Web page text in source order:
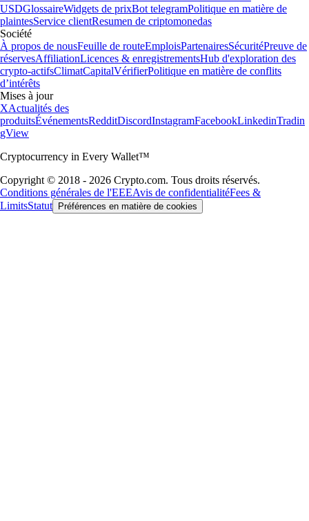
USDGlossaireWidgets de prixBot telegramPolitique en matière de
plaintesService clientResumen de criptomonedas
Société
À propos de nousFeuille de routeEmploisPartenairesSécuritéPreuve de
réservesAffiliationLicences & enregistrementsHub d'exploration des
crypto-actifsClimatCapitalVérifierPolitique en matière de conflits
d’intérêts
Mises à jour
XActualités des
produitsÉvénementsRedditDiscordInstagramFacebookLinkedinTradin
gView
Cryptocurrency in Every Wallet™
Copyright © 2018 - 2026 Crypto.com. Tous droits réservés.
Conditions générales de l'EEEAvis de confidentialitéFees &
LimitsStatut Préférences en matière de cookies